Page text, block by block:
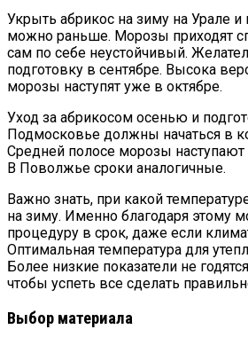
Укрыть абрикос на зиму на Урале
можно раньше. Морозы приходят
сам по себе неустойчивый.
подготовку в сентябре. Высока
морозы наступят уже в октябре.
Уход за абрикосом осенью и
Подмосковье должны начаться в
Средней полосе морозы наступают
В Поволжье сроки аналогичные.
Важно знать, при какой
на зиму. Именно благодаря этому
процедуру в срок, даже если
Оптимальная температура для
Более низкие показатели не
чтобы успеть все сделать
Выбор материала